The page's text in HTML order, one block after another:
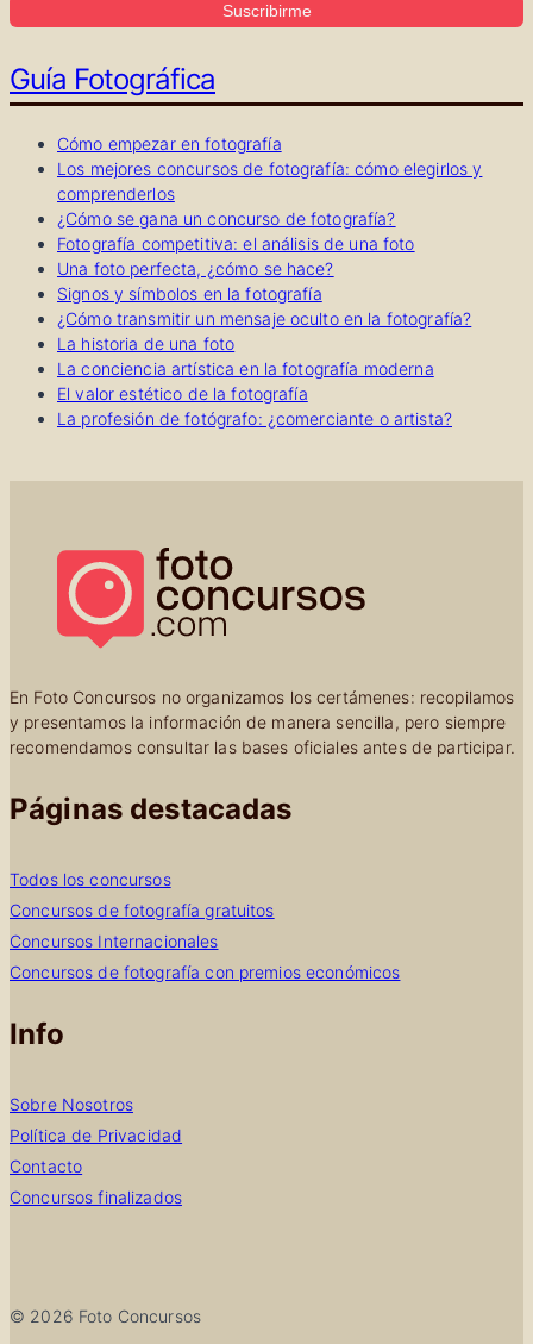
Suscribirme
Guía Fotográfica
Cómo empezar en fotografía
Los mejores concursos de fotografía: cómo elegirlos y
comprenderlos
¿Cómo se gana un concurso de fotografía?
Fotografía competitiva: el análisis de una foto
Una foto perfecta, ¿cómo se hace?
Signos y símbolos en la fotografía
¿Cómo transmitir un mensaje oculto en la fotografía?
La historia de una foto
La conciencia artística en la fotografía moderna
El valor estético de la fotografía
La profesión de fotógrafo: ¿comerciante o artista?
En Foto Concursos no organizamos los certámenes: recopilamos
y presentamos la información de manera sencilla, pero siempre
recomendamos consultar las bases oficiales antes de participar.
Páginas destacadas
Todos los concursos
Concursos de fotografía gratuitos
Concursos Internacionales
Concursos de fotografía con premios económicos
Info
Sobre Nosotros
Política de Privacidad
Contacto
Concursos finalizados
© 2026 Foto Concursos